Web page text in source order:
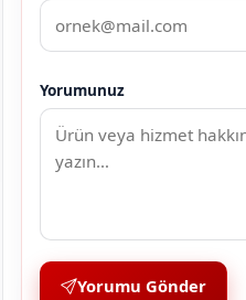
Yorumunuz
Yorumu Gönder